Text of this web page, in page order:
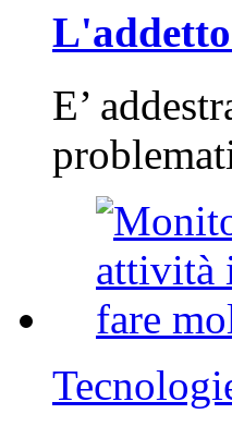
L'addetto
E’